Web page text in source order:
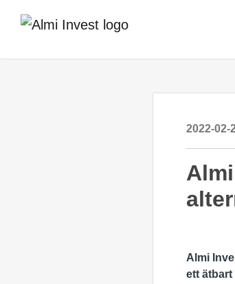
2022-02-
Almi
ett